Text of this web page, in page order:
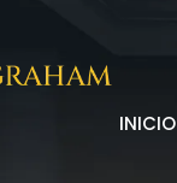
INICIO